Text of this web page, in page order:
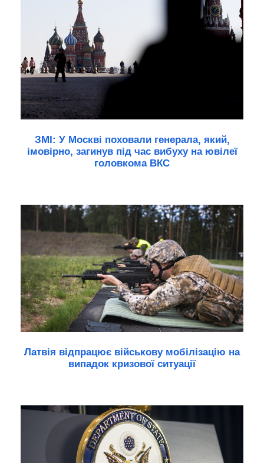
ЗМІ: У Москві поховали генерала, який,
імовірно, загинув під час вибуху на ювілеї
головкома ВКС
Латвія відпрацює військову мобілізацію на
випадок кризової ситуації